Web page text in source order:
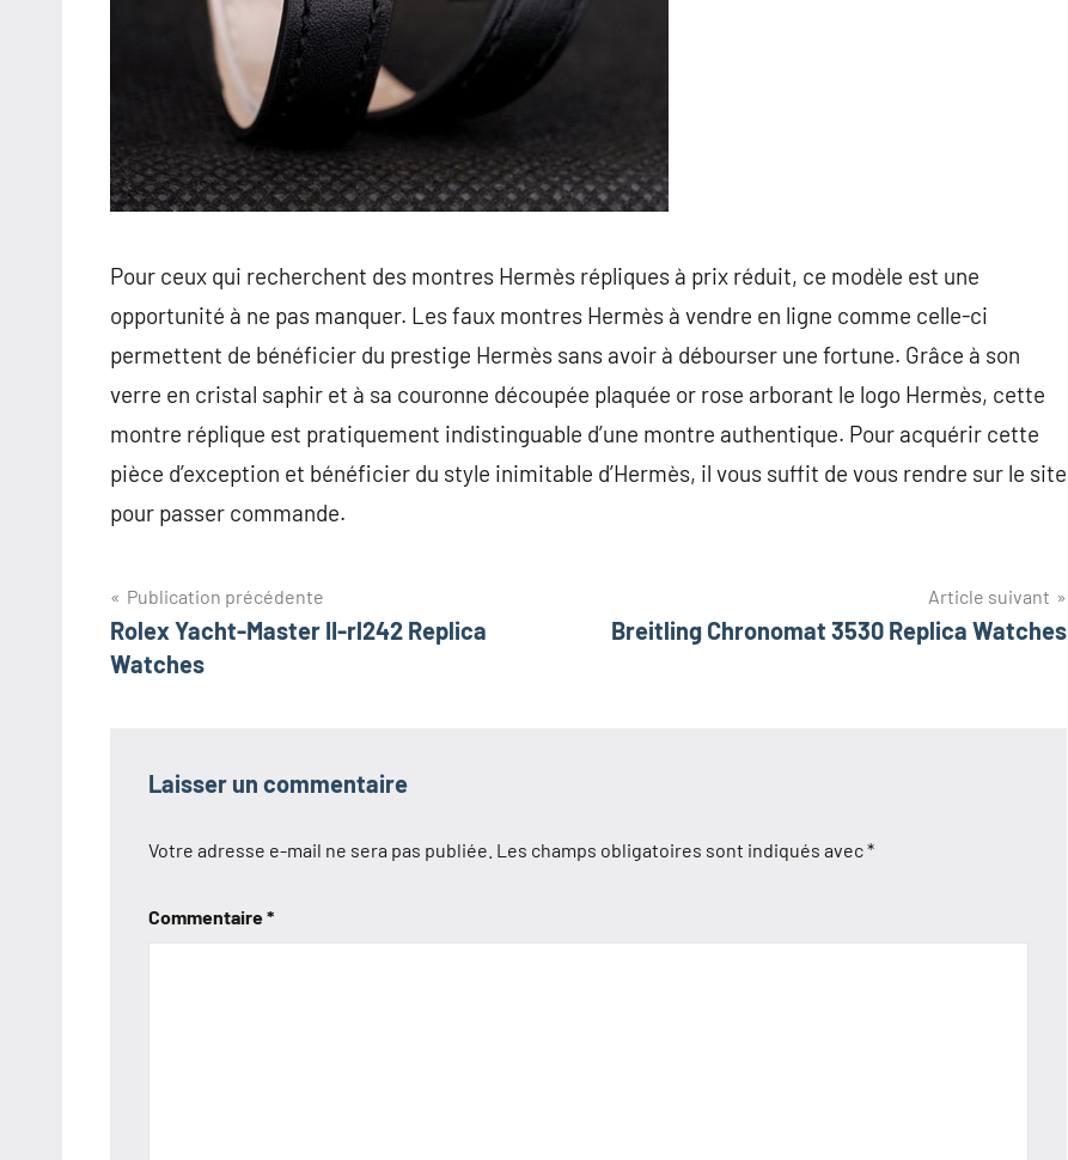
Pour ceux qui recherchent des montres Hermès répliques à prix réduit, ce modèle est une
opportunité à ne pas manquer. Les faux montres Hermès à vendre en ligne comme celle-ci
permettent de bénéficier du prestige Hermès sans avoir à débourser une fortune. Grâce à son
verre en cristal saphir et à sa couronne découpée plaquée or rose arborant le logo Hermès, cette
montre réplique est pratiquement indistinguable d’une montre authentique. Pour acquérir cette
pièce d’exception et bénéficier du style inimitable d’Hermès, il vous suffit de vous rendre sur le site
pour passer commande.
Navigation
de
Publication précédente
Rolex Yacht-Master II-rl242 Replica
Watches
Article suivant
Breitling Chronomat 3530 Replica Watches
Laisser un commentaire
Votre adresse e-mail ne sera pas publiée. Les champs obligatoires sont indiqués avec*
Commentaire*